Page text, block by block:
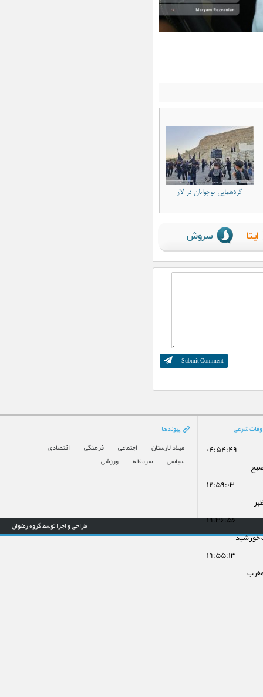
گردهمایی نوجوانان در لار
شرعی
۰۴:۵۴:۴۹
۱۲:۵۹:۰۳
۱۹:۳۶:۵۶
خورشید
۱۹:۵۵:۱۳
پیوندها
میلاد لارستان
اجتماعی فرهنگی
اقتصادی
سیاسی
سرمقاله ورزشی
طراحی و اجرا توسط گروه رضوان